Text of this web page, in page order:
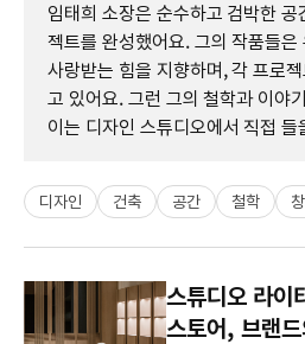
임태희 소장은 순수하고 검박한
젝트를 완성했어요. 그의 작품들
사랑받는 힘을 지향하며, 각 프로
고 있어요. 그런 그의 철학과 이야
이는 디자인 스튜디오에서 직접
디자인 건축 공간 철학
스튜디오 라이
스토어, 브랜드